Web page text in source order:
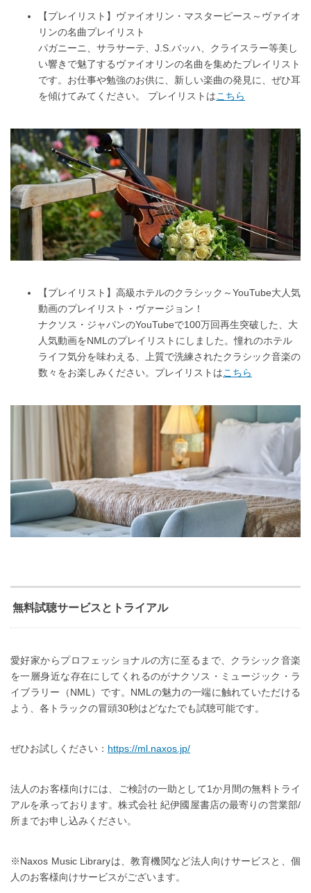
【プレイリスト】ヴァイオリン・マスターピース～ヴァイオ
リンの名曲プレイリスト
パガニーニ、サラサーテ、J.S.バッハ、クライスラー等美し
い響きで魅了するヴァイオリンの名曲を集めたプレイリスト
です。お仕事や勉強のお供に、新しい楽曲の発見に、ぜひ耳
を傾けてみてください。 プレイリストはこちら
【プレイリスト】高級ホテルのクラシック～YouTube大人気
動画のプレイリスト・ヴァージョン！
ナクソス・ジャパンのYouTubeで100万回再生突破した、大
人気動画をNMLのプレイリストにしました。憧れのホテル
ライフ気分を味わえる、上質で洗練されたクラシック音楽の
数々をお楽しみください。プレイリストはこちら
無料試聴サービスとトライアル
愛好家からプロフェッショナルの方に至るまで、クラシック音楽
を一層身近な存在にしてくれるのがナクソス・ミュージック・ラ
イブラリー（NML）です。NMLの魅力の一端に触れていただける
よう、各トラックの冒頭30秒はどなたでも試聴可能です。
ぜひお試しください： https://ml.naxos.jp/
法人のお客様向けには、ご検討の一助として1か月間の無料トライ
アルを承っております。株式会社 紀伊國屋書店の最寄りの営業部/
所までお申し込みください。
※Naxos Music Libraryは、教育機関など法人向けサービスと、個
人のお客様向けサービスがございます。